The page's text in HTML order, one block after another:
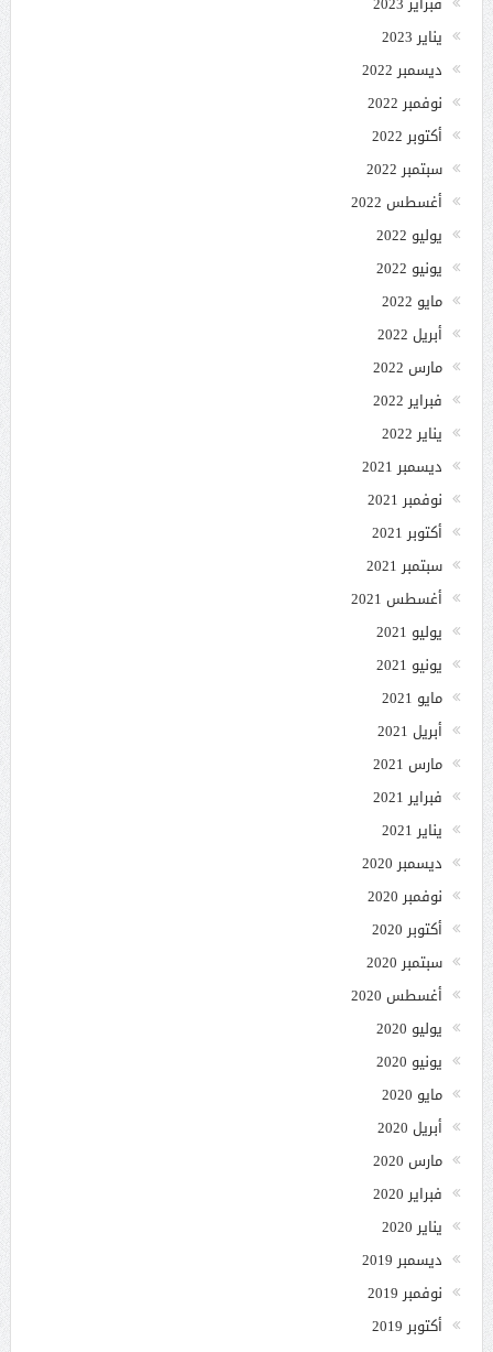
يناير 2023
ديسمبر 2022
نوفمبر 2022
أكتوبر 2022
سبتمبر 2022
أغسطس 2022
يوليو 2022
يونيو 2022
مايو 2022
أبريل 2022
مارس 2022
فبراير 2022
يناير 2022
ديسمبر 2021
نوفمبر 2021
أكتوبر 2021
سبتمبر 2021
أغسطس 2021
يوليو 2021
يونيو 2021
مايو 2021
أبريل 2021
مارس 2021
فبراير 2021
يناير 2021
ديسمبر 2020
نوفمبر 2020
أكتوبر 2020
سبتمبر 2020
أغسطس 2020
يوليو 2020
يونيو 2020
مايو 2020
أبريل 2020
مارس 2020
فبراير 2020
يناير 2020
ديسمبر 2019
نوفمبر 2019
أكتوبر 2019